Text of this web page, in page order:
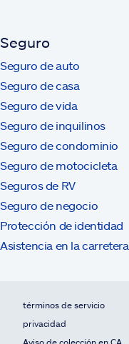
Seguro
Seguro de auto
Seguro de casa
Seguro de vida
Seguro de inquilinos
Seguro de condominio
Seguro de motocicleta
Seguros de RV
Seguro de negocio
Protección de identidad
Asistencia en la carretera
términos de servicio
privacidad
Aviso de colección en CA